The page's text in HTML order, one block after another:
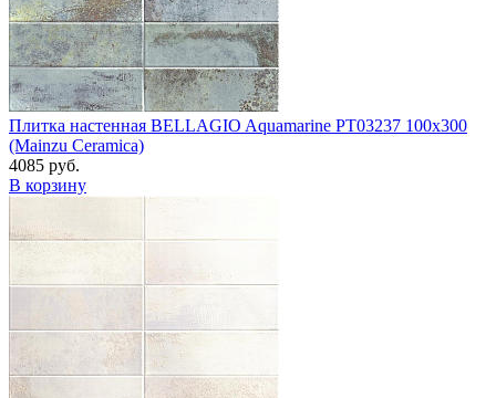
Плитка настенная BELLAGIO Aquamarine PT03237 100x300
(Mainzu Ceramica)
4085 руб.
В корзину